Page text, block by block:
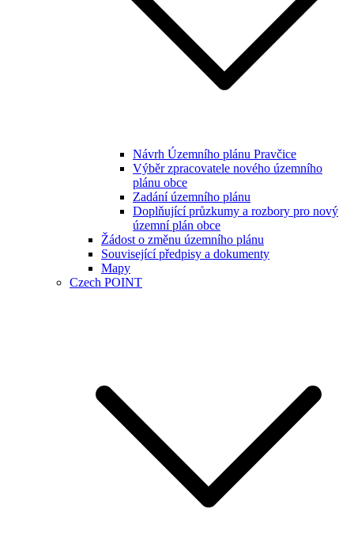
Návrh Územního plánu Pravčice
Výběr zpracovatele nového územního
plánu obce
Zadání územního plánu
Doplňující průzkumy a rozbory pro nový
územní plán obce
Žádost o změnu územního plánu
Související předpisy a dokumenty
Mapy
Czech POINT